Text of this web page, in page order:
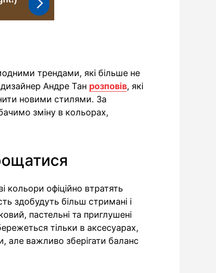
трендами, які більше не
Андре Тан розповів, які
новими стилями. За
зміну в кольорах,
кольори офіційно втратять
здобудуть більш стримані і
пастельні та приглушені
тільки в аксесуарах,
але важливо зберігати баланс